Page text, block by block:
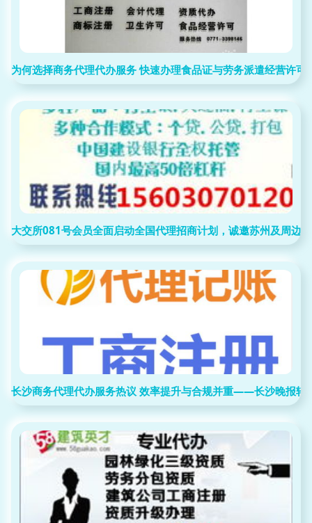
为何选择商务代理代办服务 快速办理食品证与劳务派遣经营许可
大交所081号会员全面启动全国代理招商计划，诚邀苏州及周边
长沙商务代理代办服务热议 效率提升与合规并重——长沙晚报转